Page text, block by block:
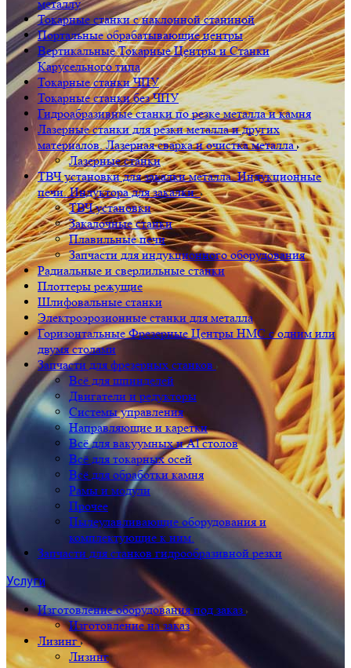
металлу
Токарные станки с наклонной станиной
Портальные обрабатывающие центры
Вертикальные Токарные Центры и Станки
Карусельного типа
Токарные станки ЧПУ
Токарные станки без ЧПУ
Гидроабразивные станки по резке металла и камня
Лазерные станки для резки металла и других
материалов. Лазерная сварка и очистка металла
Лазерные станки
ТВЧ установки для закалки металла. Индукционные
печи. Индуктора для закалки.
ТВЧ установки
Закалочные станки
Плавильные печи
Запчасти для индукционного оборудования
Радиальные и сверлильные станки
Плоттеры режущие
Шлифовальные станки
Электроэрозионные станки для металла
Горизонтальные Фрезерные Центры HMC с одним или
двумя столами
Запчасти для фрезерных станков
Всё для шпинделей
Двигатели и редукторы
Системы управления
Направляющие и каретки
Всё для вакуумных и Al столов
Всё для токарных осей
Всё для обработки камня
Рамы и модули
Прочее
Пылеулавливающие оборудования и
комплектующие к ним.
Запчасти для станков гидрообразивной резки
Услуги
Изготовление оборудования под заказ
Изготовление на заказ
Лизинг
Лизинг